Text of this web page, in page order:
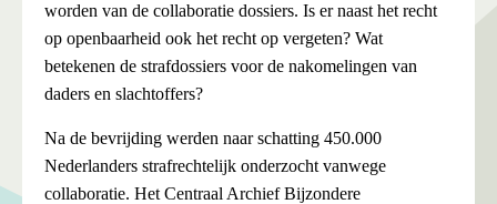
worden van de collaboratie dossiers. Is er naast het recht
op openbaarheid ook het recht op vergeten? Wat
betekenen de strafdossiers voor de nakomelingen van
daders en slachtoffers?
Na de bevrijding werden naar schatting 450.000
Nederlanders strafrechtelijk onderzocht vanwege
collaboratie. Het Centraal Archief Bijzondere